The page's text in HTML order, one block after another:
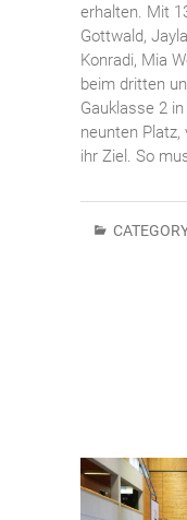
erhalten. Mit
Gottwald,
Konradi, Mia
beim dritten
Gauklasse 2
neunten
ihr Ziel. So